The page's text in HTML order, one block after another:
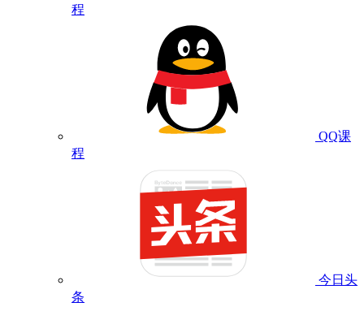
程
QQ课
程
今日头
条